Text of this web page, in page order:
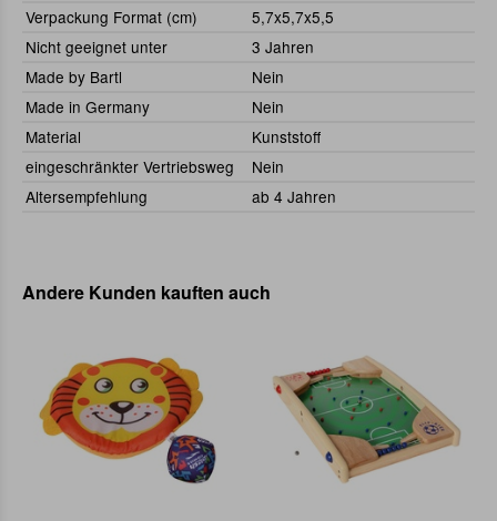
Verpackung Format (cm)
5,7x5,7x5,5
Nicht geeignet unter
3 Jahren
Made by Bartl
Nein
Made in Germany
Nein
Material
Kunststoff
eingeschränkter Vertriebsweg
Nein
Altersempfehlung
ab 4 Jahren
Andere Kunden kauften auch